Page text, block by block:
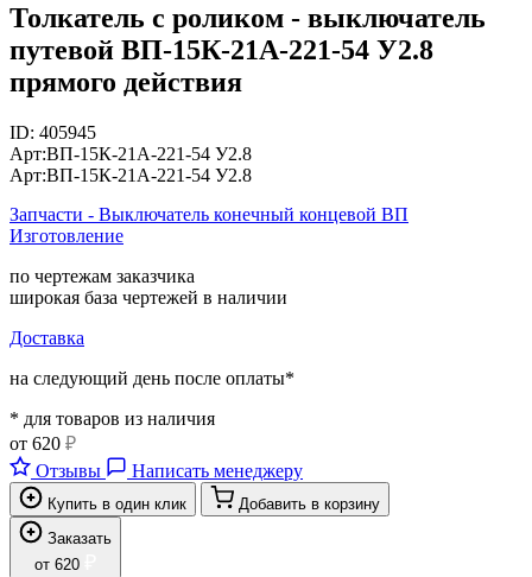
Толкатель с роликом - выключатель
путевой ВП-15К-21А-221-54 У2.8
прямого действия
ID: 405945
Арт:ВП-15К-21А-221-54 У2.8
Арт:ВП-15К-21А-221-54 У2.8
Запчасти - Выключатель конечный концевой ВП
Изготовление
по чертежам заказчика
широкая база чертежей в наличии
Доставка
на следующий день после оплаты*
* для товаров из наличия
от 620 ₽
Отзывы
Написать менеджеру
Купить в один клик
Добавить в корзину
Заказать
от 620